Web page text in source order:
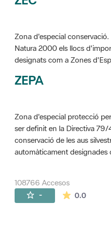
Zona d'especial
Natura 2000 els llocs
designats com a Zones
ZEPA
Zona d'especial protecció
ser definit en la Directiva
conservació de les aus
automàticament designades
108766 Accesos
- 0.0La